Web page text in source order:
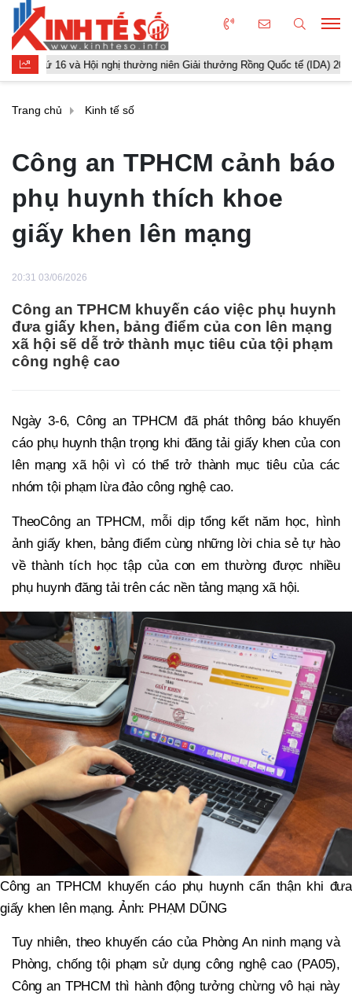
và Hội nghị thường niên Giải thưởng Rồng Quốc tế (IDA) 2026 được tổ
Trang chủ Kinh tế số
Công an TPHCM cảnh báo
phụ huynh thích khoe
giấy khen lên mạng
20:31 03/06/2026
Công an TPHCM khuyến cáo việc phụ huynh
đưa giấy khen, bảng điểm của con lên mạng
xã hội sẽ dễ trở thành mục tiêu của tội phạm
công nghệ cao
Ngày 3-6, Công an TPHCM đã phát thông báo khuyến
cáo phụ huynh thận trọng khi đăng tải giấy khen của con
lên mạng xã hội vì có thể trở thành mục tiêu của các
nhóm tội phạm lừa đảo công nghệ cao.
TheoCông an TPHCM, mỗi dịp tổng kết năm học, hình
ảnh giấy khen, bảng điểm cùng những lời chia sẻ tự hào
về thành tích học tập của con em thường được nhiều
phụ huynh đăng tải trên các nền tảng mạng xã hội.
Công an TPHCM khuyến cáo phụ huynh cẩn thận khi đưa
giấy khen lên mạng. Ảnh: PHẠM DŨNG
Tuy nhiên, theo khuyến cáo của Phòng An ninh mạng và
Phòng, chống tội phạm sử dụng công nghệ cao (PA05),
Công an TPHCM thì hành động tưởng chừng vô hại này